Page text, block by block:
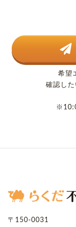
希望
確認し
〒150-0031